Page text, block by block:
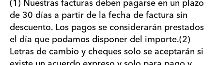
(1) Nuestras facturas deben pagarse en un plazo
de 30 días a partir de la fecha de factura sin
descuento. Los pagos se considerarán prestados
el día que podamos disponer del importe.(2)
Letras de cambio y cheques solo se aceptarán si